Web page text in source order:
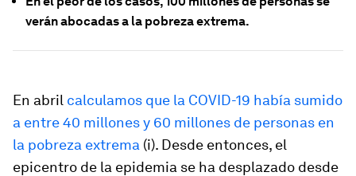
verán abocadas a la pobreza extrema.
En abril calculamos que la COVID-19 había sumido
a entre 40 millones y 60 millones de personas en
la pobreza extrema (i). Desde entonces, el
epicentro de la epidemia se ha desplazado desde